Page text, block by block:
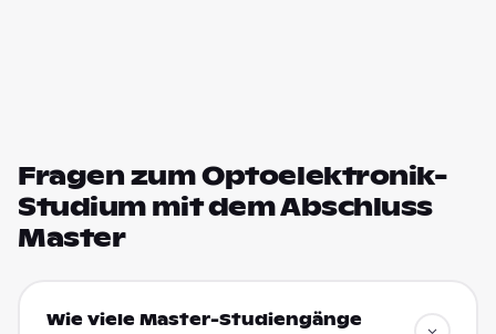
Fragen zum Optoelektronik-
Studium mit dem Abschluss
Master
Wie viele Master-Studiengänge